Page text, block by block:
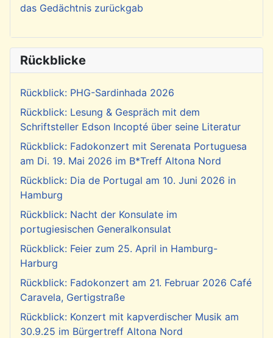
das Gedächtnis zurückgab
Rückblicke
Rückblick: PHG-Sardinhada 2026
Rückblick: Lesung & Gespräch mit dem
Schriftsteller Edson Incopté über seine Literatur
Rückblick: Fadokonzert mit Serenata Portuguesa
am Di. 19. Mai 2026 im B*Treff Altona Nord
Rückblick: Dia de Portugal am 10. Juni 2026 in
Hamburg
Rückblick: Nacht der Konsulate im
portugiesischen Generalkonsulat
Rückblick: Feier zum 25. April in Hamburg-
Harburg
Rückblick: Fadokonzert am 21. Februar 2026 Café
Caravela, Gertigstraße
Rückblick: Konzert mit kapverdischer Musik am
30.9.25 im Bürgertreff Altona Nord